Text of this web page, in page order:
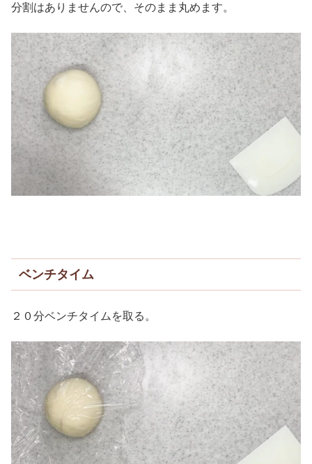
分割はありませんので、そのまま丸めます。
ベンチタイム
２０分ベンチタイムを取る。